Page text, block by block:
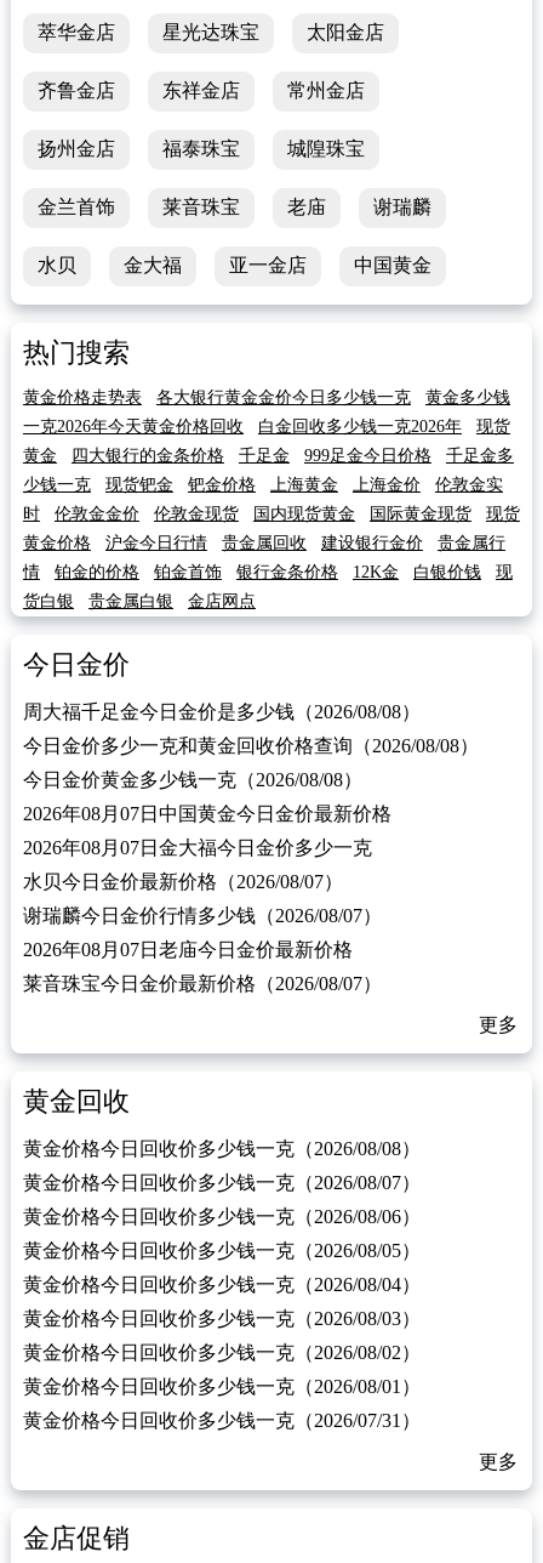
萃华金店 星光达珠宝 太阳金店
齐鲁金店 东祥金店 常州金店
扬州金店 福泰珠宝 城隍珠宝
金兰首饰 莱音珠宝 老庙 谢瑞麟
水贝 金大福 亚一金店 中国黄金
热门搜索
黄金价格走势表 各大银行黄金金价今日多少钱一克
黄金多少钱
一克2026年今天黄金价格回收
白金回收多少钱一克2026年
现货
黄金
四大银行的金条价格 千足金 999足金今日价格
千足金多
少钱一克
现货钯金 钯金价格 上海黄金 上海金价
伦敦金实
时
伦敦金金价 伦敦金现货 国内现货黄金 国际黄金现货
现货
黄金价格
沪金今日行情 贵金属回收 建设银行金价
贵金属行
情
铂金的价格 铂金首饰 银行金条价格 12K金 白银价钱
现
货白银
贵金属白银 金店网点
今日金价
周大福千足金今日金价是多少钱（2026/08/08）
今日金价多少一克和黄金回收价格查询（2026/08/08）
今日金价黄金多少钱一克（2026/08/08）
2026年08月07日中国黄金今日金价最新价格
2026年08月07日金大福今日金价多少一克
水贝今日金价最新价格（2026/08/07）
谢瑞麟今日金价行情多少钱（2026/08/07）
2026年08月07日老庙今日金价最新价格
莱音珠宝今日金价最新价格（2026/08/07）
更多
黄金回收
黄金价格今日回收价多少钱一克（2026/08/08）
黄金价格今日回收价多少钱一克（2026/08/07）
黄金价格今日回收价多少钱一克（2026/08/06）
黄金价格今日回收价多少钱一克（2026/08/05）
黄金价格今日回收价多少钱一克（2026/08/04）
黄金价格今日回收价多少钱一克（2026/08/03）
黄金价格今日回收价多少钱一克（2026/08/02）
黄金价格今日回收价多少钱一克（2026/08/01）
黄金价格今日回收价多少钱一克（2026/07/31）
更多
金店促销